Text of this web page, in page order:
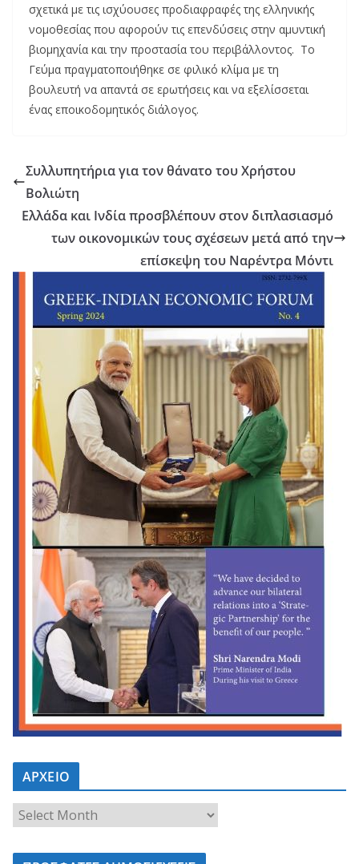
σχετικά με τις ισχύουσες προδιαφραφές της ελληνικής
νομοθεσίας που αφορούν τις επενδύσεις στην αμυντική
βιομηχανία και την προστασία του περιβάλλοντος. Το
Γεύμα πραγματοποιήθηκε σε φιλικό κλίμα με τη
βουλευτή να απαντά σε ερωτήσεις και να εξελίσσεται
ένας εποικοδομητικός διάλογος.
Συλλυπητήρια για τον θάνατο του Χρήστου
Βολιώτη
Ελλάδα και Ινδία προσβλέπουν στον διπλασιασμό
των οικονομικών τους σχέσεων μετά από την
επίσκεψη του Ναρέντρα Μόντι
ΑΡΧΕΙΟ